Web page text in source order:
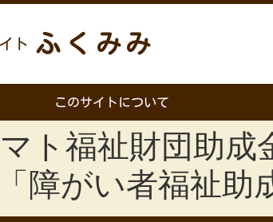
ト ふくみみ
このサイトについて
ト福祉財団助
がい者福祉助